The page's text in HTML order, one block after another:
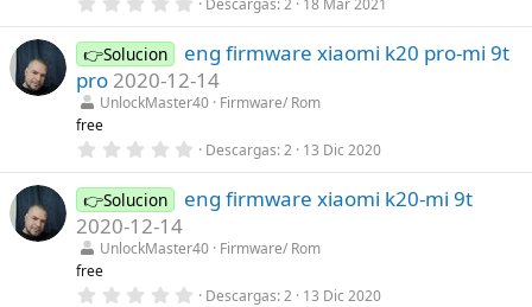
l
(
s
)
0
0
e
s
t
l
(
👉Solucion
eng firmware xiaomi k20 pro-mi 9t
pro 2020-12-14
UnlockMaster40 Firmware/ Rom
free
0
0
0
e
t
Descargas 2 13 Dic 2020
👉Solucion
eng firmware xiaomi k20-mi 9t
2020-12-14
UnlockMaster40 Firmware/ Rom
free
0 Descargas 2 13 Dic 2020